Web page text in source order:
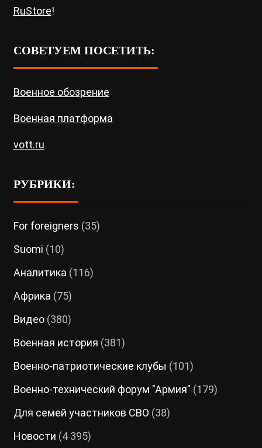
RuStore!
СОВЕТУЕМ ПОСЕТИТЬ:
Военное обозрение
Военная платформа
vott.ru
РУБРИКИ:
For foreigners (35)
Suomi (10)
Аналитика (116)
Африка (75)
Видео(380)
Военная история (381)
Военно-патриотические клубы (101)
Военно-технический форум "Армия" (179)
Для семей участников СВО (38)
Новости (4 395)